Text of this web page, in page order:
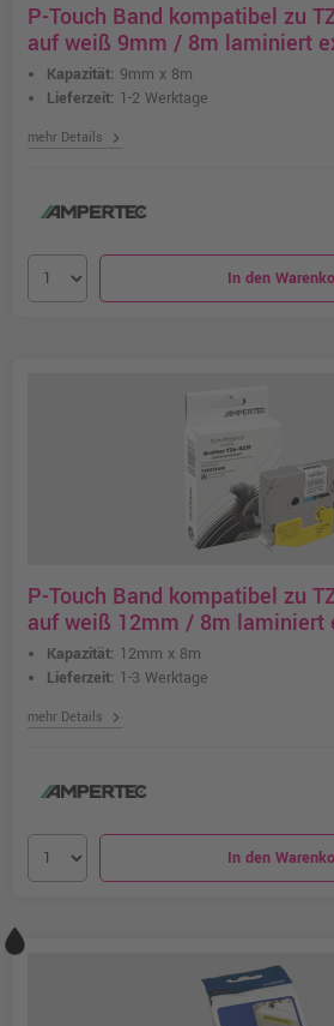
P-Touch Band kompatibel zu
auf weiß 9mm / 8m laminiert
Kapazität: 9mm x 8m
Lieferzeit: 1-2 Werktage
mehr Details chevron_right
In den
P-Touch Band kompatibel zu
auf weiß 12mm / 8m laminiert
Kapazität: 12mm x 8m
Lieferzeit: 1-3 Werktage
mehr Details chevron_right
In den